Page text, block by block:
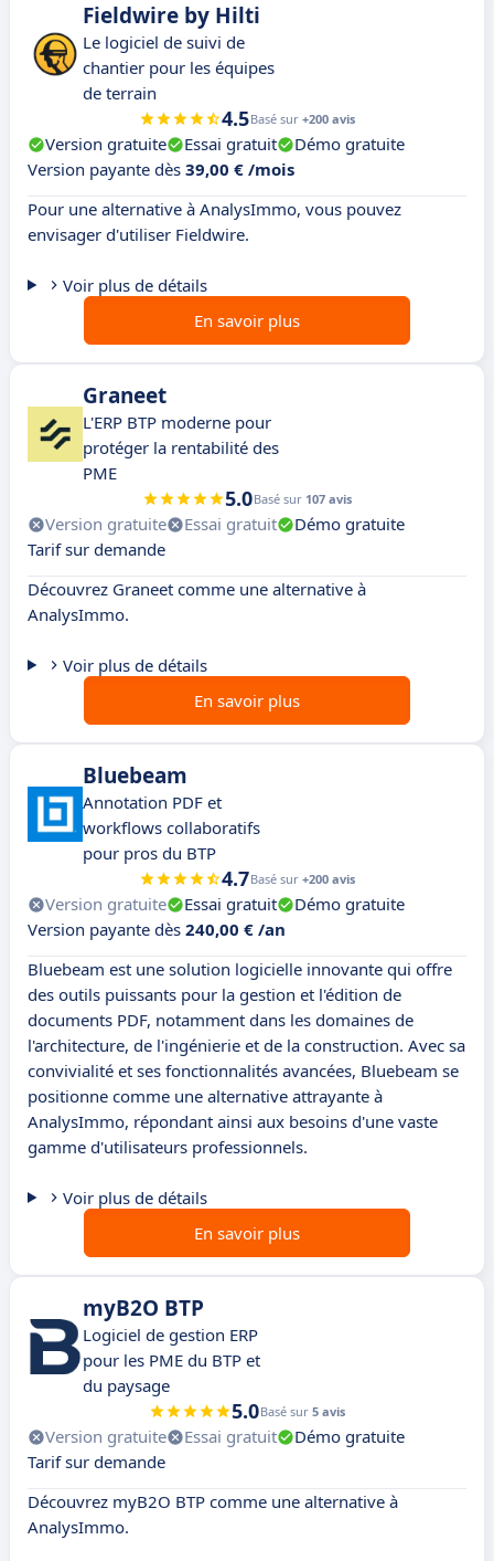
Fieldwire by Hilti
Le logiciel de suivi de
chantier pour les équipes
de terrain
4.5Basé sur +200 avis
Version gratuite Essai gratuit
Démo gratuite
Version payante dès 39,00 € /mois
Pour une alternative à AnalysImmo, vous pouvez
envisager d'utiliser Fieldwire.
Voir plus de détails
En savoir plus
Graneet
L'ERP BTP moderne pour
protéger la rentabilité des
PME
5.0Basé sur 107 avis
Version gratuite Essai gratuit
Démo gratuite
Tarif sur demande
Découvrez Graneet comme une alternative à
AnalysImmo.
Voir plus de détails
En savoir plus
Bluebeam
Annotation PDF et
workflows collaboratifs
pour pros du BTP
4.7Basé sur +200 avis
Version gratuite Essai gratuit
Démo gratuite
Version payante dès 240,00 € /an
Bluebeam est une solution logicielle innovante qui offre
des outils puissants pour la gestion et l'édition de
documents PDF, notamment dans les domaines de
l'architecture, de l'ingénierie et de la construction. Avec sa
convivialité et ses fonctionnalités avancées, Bluebeam se
positionne comme une alternative attrayante à
AnalysImmo, répondant ainsi aux besoins d'une vaste
gamme d'utilisateurs professionnels.
Voir plus de détails
En savoir plus
myB2O BTP
Logiciel de gestion ERP
pour les PME du BTP et
du paysage
5.0Basé sur 5 avis
Version gratuite Essai gratuit
Démo gratuite
Tarif sur demande
Découvrez myB2O BTP comme une alternative à
AnalysImmo.